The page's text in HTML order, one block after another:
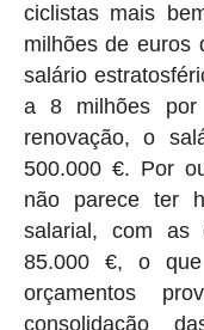
ciclistas mais
milhões de euros
salário
a 8 milhões por
renovação, o
500.000 €. Por
não parece ter
salarial, com as
85.000 €, o
orçamentos
consolidação